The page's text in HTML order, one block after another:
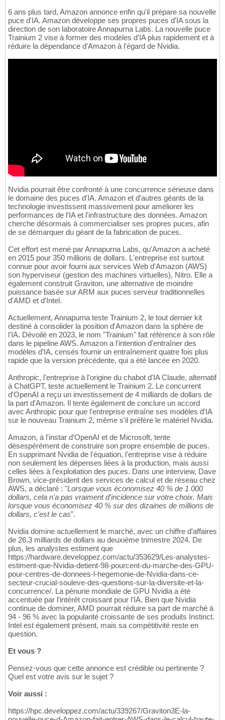
6 ans plus tard, Amazon annonce enfin qu'il prépare sa nouvelle
puce d'IA. Amazon développe ses propres puces d'IA sous la
direction de son laboratoire Annapurna Labs. La nouvelle puce
Trainium 2 vise à former des modèles d'IA plus rapidement et à
réduire la dépendance d'Amazon à l'égard de Nvidia.
Nvidia pourrait être confronté à une concurrence sérieuse dans
le domaine des puces d'IA. Amazon et d'autres géants de la
technologie investissent massivement pour améliorer les
performances de l'IA et l'infrastructure des données. Amazon
cherche désormais à commercialiser ses propres puces, afin
de se démarquer du géant de la fabrication de puces.
Cet effort est mené par Annapurna Labs, qu'Amazon a acheté
en 2015 pour 350 millions de dollars. L'entreprise est surtout
connue pour avoir fourni aux services Web d'Amazon (AWS)
son hyperviseur (gestion des machines virtuelles), Nitro. Elle a
également construit Graviton, une alternative de moindre
puissance basée sur ARM aux puces serveur traditionnelles
d'AMD et d'Intel.
Actuellement, Annapurna teste Trainium 2, le tout dernier kit
destiné à consolider la position d'Amazon dans la sphère de
l'IA. Dévoilé en 2023, le nom "Trainium" fait référence à son rôle
dans le pipeline AWS. Amazon a l'intention d'entraîner des
modèles d'IA, censés fournir un entraînement quatre fois plus
rapide que la version précédente, qui a été lancée en 2020.
Anthropic, l'entreprise à l'origine du chabot d'IA Claude, alternatif
à ChatGPT, teste actuellement le Trainium 2. Le concurrent
d'OpenAI a reçu un investissement de 4 milliards de dollars de
la part d'Amazon. Il tente également de conclure un accord
avec Anthropic pour que l'entreprise entraîne ses modèles d'IA
sur le nouveau Trainium 2, même s'il préfère le matériel Nvidia.
Amazon, à l'instar d'OpenAI et de Microsoft, tente
désespérément de construire son propre ensemble de puces.
En supprimant Nvidia de l'équation, l'entreprise vise à réduire
non seulement les dépenses liées à la production, mais aussi
celles liées à l'exploitation des puces. Dans une interview, Dave
Brown, vice-président des services de calcul et de réseau chez
AWS, a déclaré : "Lorsque vous économisez 40 % de 1 000
dollars, cela n'a pas vraiment d'incidence sur votre choix. Mais
lorsque vous économisez 40 % sur des dizaines de millions de
dollars, c'est le cas".
Nvidia domine actuellement le marché, avec un chiffre d'affaires
de 26,3 milliards de dollars au deuxième trimestre 2024. De
plus, les analystes estiment que
https://hardware.developpez.com/actu/353629/Les-analystes-
estiment-que-Nvidia-detient-98-pourcent-du-marche-des-GPU-
pour-centres-de-donnees-l-hegemonie-de-Nvidia-dans-ce-
secteur-crucial-souleve-des-questions-sur-la-diversite-et-la-
concurrence/. La pénurie mondiale de GPU Nvidia a été
accentuée par l'intérêt croissant pour l'IA. Bien que Nvidia
continue de dominer, AMD pourrait réduire sa part de marché à
94 - 96 % avec la popularité croissante de ses produits Instinct.
Intel est également présent, mais sa compétitivité reste en
question.
Et vous ?
Pensez-vous que cette annonce est crédible ou pertinente ?
Quel est votre avis sur le sujet ?
Voir aussi :
https://hpc.developpez.com/actu/339267/Graviton3E-la-